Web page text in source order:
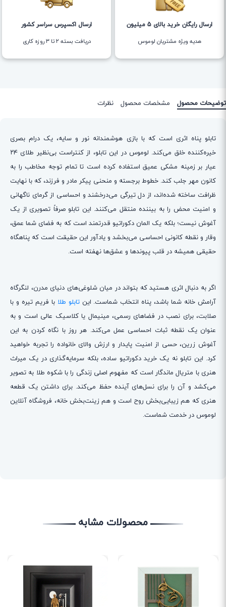
ارسال رایگان خرید بالای 5 میلیون
هدیه ویژه مشتریان لوموس
ارسال اکسپرس سراسر کشور
دریافت بسته ۲ تا ۳ روزه کاری
توضیحات محصول مشخصات محصول نظرات
تابلو پناه اثری است که با بازی هوشمندانه نور و سایه، یک درام بصری
خیره‌کننده خلق می‌کند. لوموس در این تابلو، از کنتراست بی‌نظیر طلای ۲۴
عیار بر زمینه مشکی عمیق استفاده کرده است تا تمام توجه مخاطب را به
کانون مهر جلب کند. خطوط برجسته و منحنی پیکر مادر و فرزند، که با نهایت
ظرافت ساخته شده‌اند، از دل تیرگی می‌درخشند و احساسی از گرمای ناگهانی
و امنیت محض را به بیننده منتقل می‌کنند. این تابلو صرفاً تصویری از یک
آغوش نیست؛ بلکه یک المان دکوراتیو قدرتمند است که به فضای شما عمق،
وقار و نقطه کانونی احساسی می‌بخشد و یادآور این حقیقت است که پناهگاه
حقیقی همیشه در قلب پیوندها و عشق‌ها نهفته است.
اگر به دنبال اثری هستید که بتواند در میان شلوغی‌های دنیای مدرن، لنگرگاه
آرامش خانه شما باشد، پناه انتخاب شماست. اینتابلو طلا با فریم تیره و با
صلابت، برای نصب در فضاهای رسمی، مینیمال یا کلاسیک عالی است و به
عنوان یک نقطه ثبات احساسی عمل می‌کند. هر روز با نگاه کردن به این
آغوش زرین، حسی از امنیت پایدار و ارزش والای خانواده را تجربه خواهید
کرد. این تابلو نه یک خرید دکوراتیو ساده، بلکه سرمایه‌گذاری در یک میراث
هنری با متریال ماندگار است که مفهوم اصلی زندگی را با شکوه طلا به تصویر
می‌کشد و آن را برای نسل‌های آینده حفظ می‌کند. برای داشتن یک قطعه
هنری که هم زیبایی‌بخش روح است و هم زینت‌بخش خانه، فروشگاه آنلاین
لوموس در خدمت شماست.
محصولات مشابه